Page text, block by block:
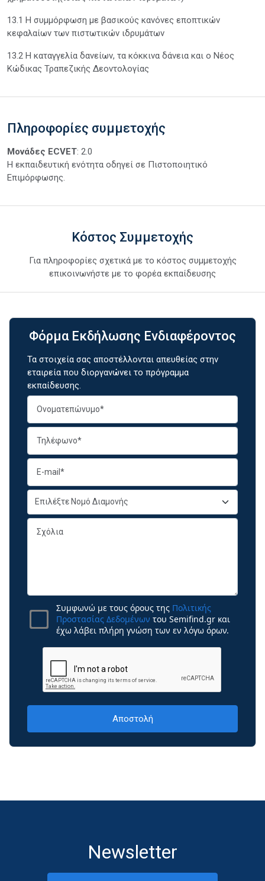
13.1 Η συμμόρφωση με βασικούς κανόνες εποπτικών
κεφαλαίων των πιστωτικών ιδρυμάτων
13.2 Η καταγγελία δανείων, τα κόκκινα δάνεια και ο Νέος
Κώδικας Τραπεζικής Δεοντολογίας
Πληροφορίες συμμετοχής
Μονάδες ECVET: 2.0
Η εκπαιδευτική ενότητα οδηγεί σε Πιστοποιητικό
Επιμόρφωσης.
Κόστος Συμμετοχής
Για πληροφορίες σχετικά με το κόστος συμμετοχής
επικοινωνήστε με το φορέα εκπαίδευσης
Φόρμα Εκδήλωσης Ενδιαφέροντος
Τα στοιχεία σας αποστέλλονται απευθείας στην
εταιρεία που διοργανώνει το πρόγραμμα
εκπαίδευσης.
Συμφωνώ με τους όρους της Πολιτικής
Προστασίας Δεδομένων του Semifind.gr και
έχω λάβει πλήρη γνώση των εν λόγω όρων.
Newsletter